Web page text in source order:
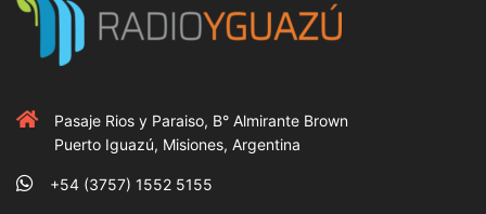
Pasaje Rios y Paraiso, B° Almirante Brown
Puerto Iguazú, Misiones, Argentina
+54 (3757) 1552 5155